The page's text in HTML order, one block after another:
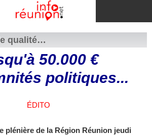
qualité…
50.000 €
politiques...
ÉDITO
plénière de la Région Réunion jeudi